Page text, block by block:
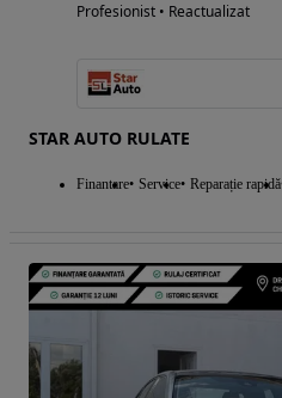
Profesionist • Reactualizat
STAR AUTO RULATE
Finantare Service Reparație rapidă